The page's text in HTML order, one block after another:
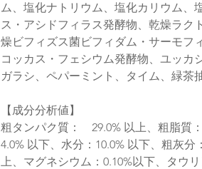
ム、塩化ナトリウム、塩化カリウム、
ス・アシドフィラス発酵物、乾燥ラク
燥ビフィズス菌ビフィダム・サーモフ
コッカス・フェシウム発酵物、ユッカ
ガラシ、ペパーミント、タイム、緑茶
【成分分析値】
粗タンパク質： 29.0% 以上、粗脂質
4.0% 以下、水分：10.0% 以下、粗灰分
上、マグネシウム：0.10%以下、タウ